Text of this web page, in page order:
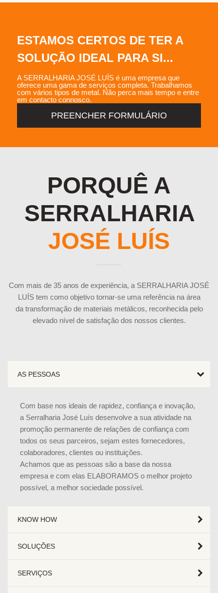
ESTAMOS CERTOS DE TER A
SOLUÇÃO IDEAL PARA SI...
A SERRALHARIA JOSÉ LUÍS é uma empresa que
oferece uma gama de serviços completa. Trabalhamos
com vários tipos de metal. Não perca mais tempo e entre
em contacto connosco.
PREENCHER FORMULÁRIO
PORQUÊ A
SERRALHARIA
JOSÉ LUÍS
Com mais de 35 anos de experiência, a SERRALHARIA JOSÉ
LUÍS tem como objetivo tornar-se uma referência na área
da transformação de materiais metálicos, reconhecida pelo
elevado nível de satisfação dos nossos clientes.
AS PESSOAS
Com base nos ideais de rapidez, confiança e inovação,
a Serralharia José Luís desenvolve a sua atividade na
promoção permanente de relações de confiança com
todos os seus parceiros, sejam estes fornecedores,
colaboradores, clientes ou instituições.
Achamos que as pessoas são a base da nossa
empresa e com elas ELABORAMOS o melhor projeto
possível, a melhor sociedade possível.
KNOW HOW
SOLUÇÕES
SERVIÇOS